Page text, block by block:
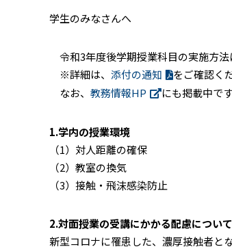
学生のみなさんへ
令和3年度後学期授業科目の実施方法
※詳細は、 添付の通知
をご確認く
なお、 教務情報HP にも掲載中で
1.学内の授業環境
（1）対人距離の確保
（2）教室の換気
（3）接触・飛沫感染防止
2.対面授業の受講にかかる配慮について
新型コロナに罹患した、濃厚接触者と